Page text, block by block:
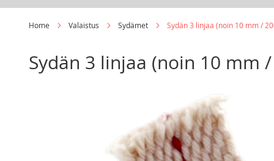
Home Valaistus Sydämet Sydän 3 linjaa (noin 10 mm /
Sydän 3 linjaa (noin 10 mm